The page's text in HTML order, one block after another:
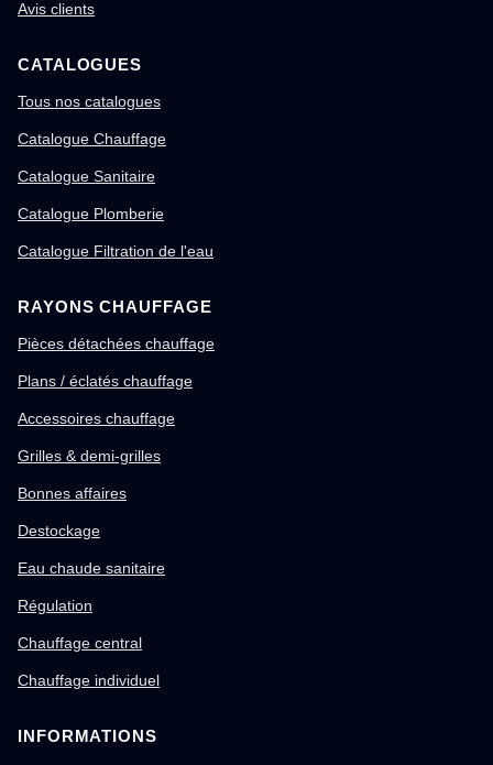
Avis clients
CATALOGUES
Tous nos catalogues
Catalogue Chauffage
Catalogue Sanitaire
Catalogue Plomberie
Catalogue Filtration de l'eau
RAYONS CHAUFFAGE
Pièces détachées chauffage
Plans / éclatés chauffage
Accessoires chauffage
Grilles & demi-grilles
Bonnes affaires
Destockage
Eau chaude sanitaire
Régulation
Chauffage central
Chauffage individuel
INFORMATIONS